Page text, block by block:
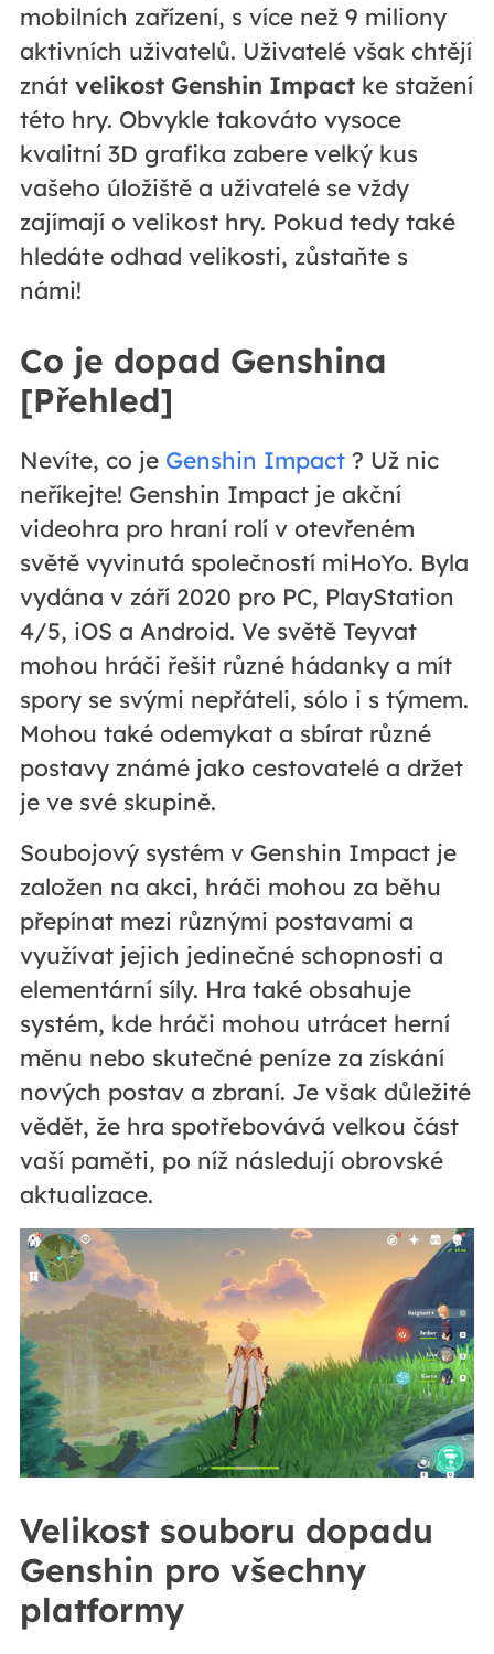
mobilních zařízení, s více než 9 miliony
aktivních uživatelů. Uživatelé však chtějí
znát velikost Genshin Impactke stažení
této hry. Obvykle takováto vysoce
kvalitní 3D grafika zabere velký kus
vašeho úložiště a uživatelé se vždy
zajímají o velikost hry. Pokud tedy také
hledáte odhad velikosti, zůstaňte s
námi!
Co je dopad Genshina
[Přehled]
Nevíte, co je Genshin Impact? Už nic
neříkejte! Genshin Impact je akční
videohra pro hraní rolí v otevřeném
světě vyvinutá společností miHoYo. Byla
vydána v září 2020 pro PC, PlayStation
4/5, iOS a Android. Ve světě Teyvat
mohou hráči řešit různé hádanky a mít
spory se svými nepřáteli, sólo i s týmem.
Mohou také odemykat a sbírat různé
postavy známé jako cestovatelé a držet
je ve své skupině.
Soubojový systém v Genshin Impact je
založen na akci, hráči mohou za běhu
přepínat mezi různými postavami a
využívat jejich jedinečné schopnosti a
elementární síly. Hra také obsahuje
systém, kde hráči mohou utrácet herní
měnu nebo skutečné peníze za získání
nových postav a zbraní. Je však důležité
vědět, že hra spotřebovává velkou část
vaší paměti, po níž následují obrovské
aktualizace.
Velikost souboru dopadu
Genshin pro všechny
platformy